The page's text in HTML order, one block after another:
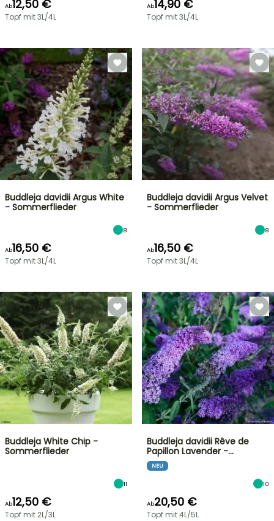
Ab12,50 €
Topf mit 3L/4L
Ab14,90 €
Topf mit 3L/4L
Buddleja davidii Argus White
- Sommerflieder
8
Ab16,50 €
Topf mit 3L/4L
Buddleja davidii Argus Velvet
- Sommerflieder
8
Ab16,50 €
Topf mit 3L/4L
Buddleja White Chip -
Sommerflieder
11
Ab12,50 €
Topf mit 2L/3L
Buddleja davidii Rêve de
Papillon Lavender -…
NEU
10
Ab20,50 €
Topf mit 4L/5L